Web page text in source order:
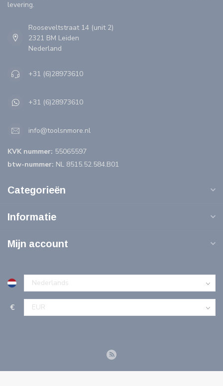
levering.
Rooseveltstraat 14 (unit 2)
2321 BM Leiden
Nederland
+31 (6)28973610
+31 (6)28973610
info@toolsnmore.nl
KVK nummer: 55065597
btw-nummer: NL 8515.52.584.B01
Categorieën
Informatie
Mijn account
€